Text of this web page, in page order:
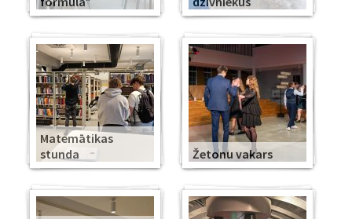
Matemātikas
stunda
Žetonu vakars